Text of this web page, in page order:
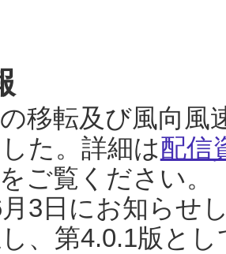
移転及び風向風
た。詳細は配信
をご覧ください。
3日にお知らせ
、第4.0.1版と